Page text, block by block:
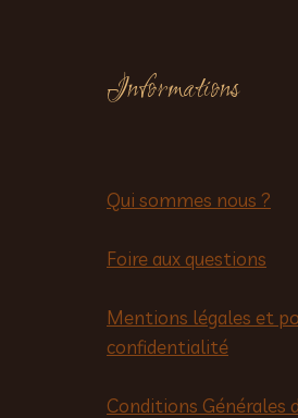
Informations
Qui sommes nous ?
Foire aux questions
Mentions légales et
confidentialité
Conditions Générales